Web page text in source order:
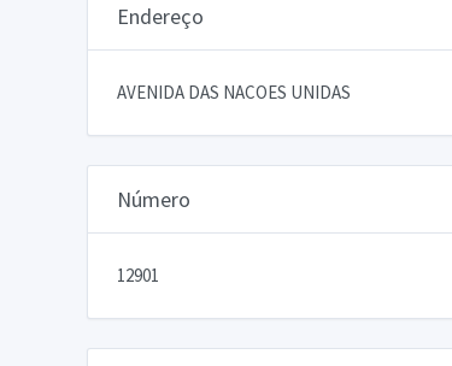
Endereço
AVENIDA DAS NACOES UNIDAS
Número
12901